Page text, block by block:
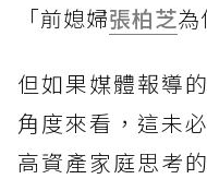
「前媳婦張柏芝為
但如果媒體報導
角度來看，這未
高資產家庭思考